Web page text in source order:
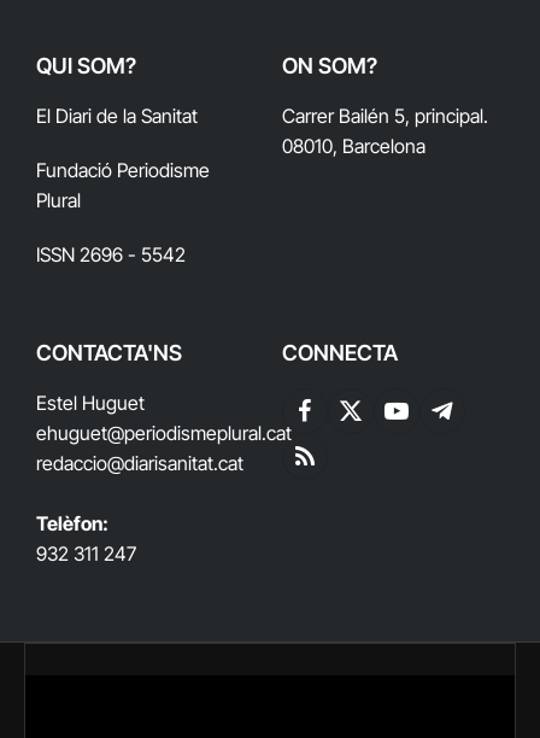
QUI SOM?
El Diari de la Sanitat
Fundació Periodisme
Plural
ISSN 2696 - 5542
ON SOM?
Carrer Bailén 5, principal.
08010, Barcelona
CONTACTA'NS
Estel Huguet
ehuguet@periodismeplural.cat
redaccio@diarisanitat.cat
Telèfon:
932 311 247
CONNECTA
Facebook
X
YouTubeTelegram
RSS